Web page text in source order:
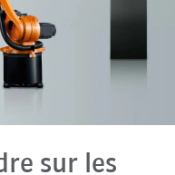
sur les